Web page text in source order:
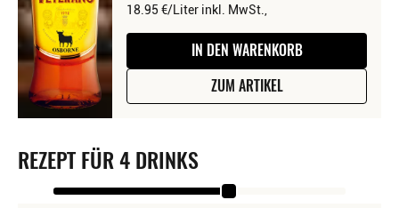
18.95 €/Liter inkl. MwSt.,
IN DEN WARENKORB
ZUM ARTIKEL
REZEPT FÜR 4 DRINKS